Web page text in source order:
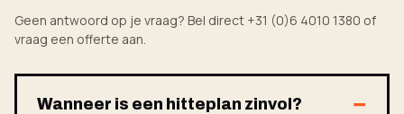
Geen antwoord op je vraag? Bel direct +31 (0)6 4010 1380 of
vraag een offerte aan.
Wanneer is een hitteplan zinvol?